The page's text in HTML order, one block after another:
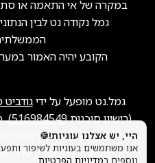
במקרה של אי התאמה או
גמל נקודה נט לבין
הקובע יהיה האמור
גמל.נט מופעל על ידיגודביט
(רישיון סוכנות516984549
),
ייתכן שנקבל תגמול
האמור באתר הוא מידע כללי
היי, יש אצלנו עוגיות!🍪
אנו משתמשים בעוגיות לשיפור
נוספים במדיניות הפרטיות